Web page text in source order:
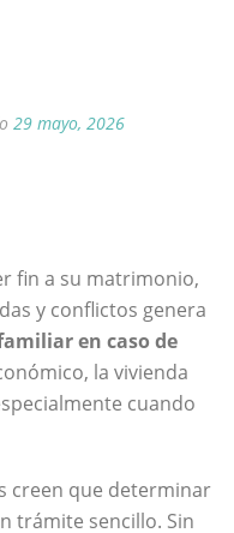
29 mayo, 2026
fin a su matrimonio,
y conflictos genera
en caso de
la vivienda
cuando
creen que determinar
trámite sencillo. Sin